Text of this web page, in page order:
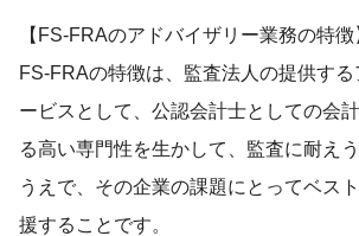
【FS-FRAのアドバイザリー業務の特徴
FS-FRAの特徴は、監査法人の提供す
ービスとして、公認会計士としての会
る高い専門性を生かして、監査に耐え
うえで、その企業の課題にとってベス
援することです。